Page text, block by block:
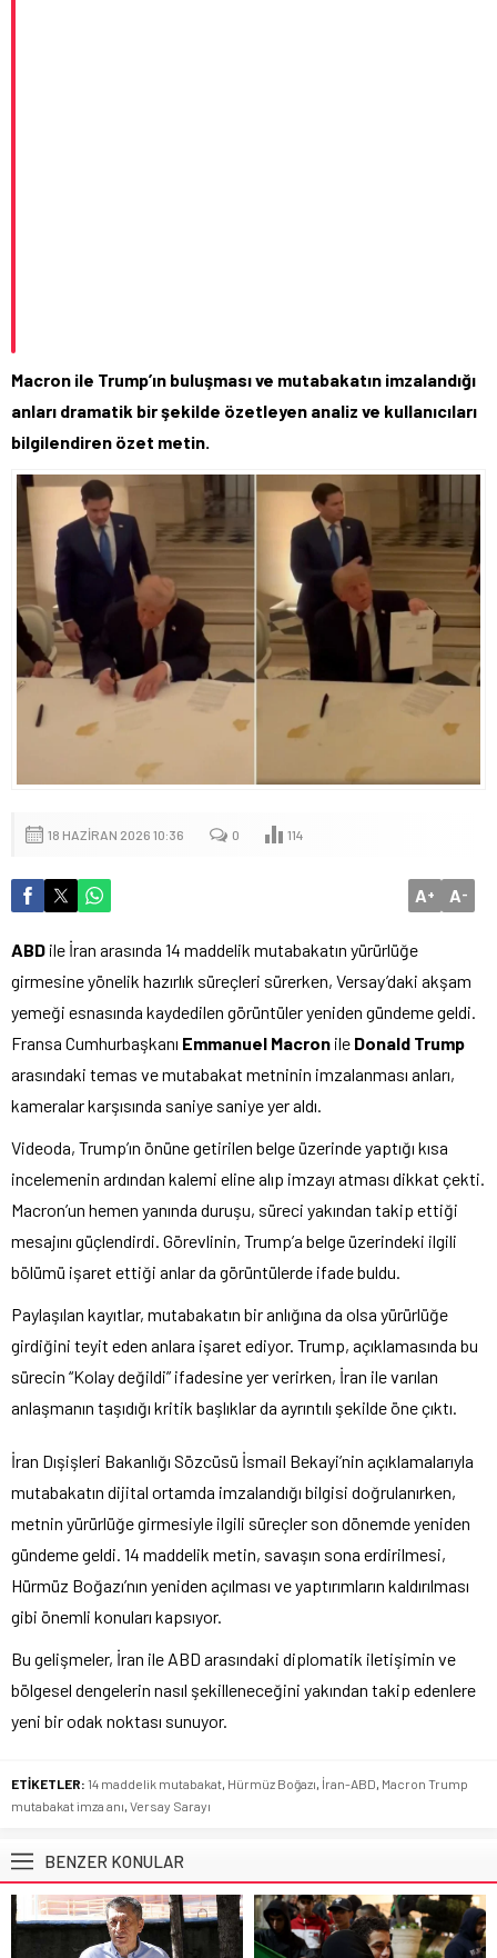
Macron ile Trump’ın buluşması ve mutabakatın imzalandığı
anları dramatik bir şekilde özetleyen analiz ve kullanıcıları
bilgilendiren özet metin.
18 HAZIRAN 2026 10:36 0 114
A+ A-
ABD ile İran arasında 14 maddelik mutabakatın yürürlüğe
girmesine yönelik hazırlık süreçleri sürerken, Versay’daki akşam
yemeği esnasında kaydedilen görüntüler yeniden gündeme geldi.
Fransa Cumhurbaşkanı Emmanuel Macron ile Donald Trump
arasındaki temas ve mutabakat metninin imzalanması anları,
kameralar karşısında saniye saniye yer aldı.
Videoda, Trump’ın önüne getirilen belge üzerinde yaptığı kısa
incelemenin ardından kalemi eline alıp imzayı atması dikkat çekti.
Macron’un hemen yanında duruşu, süreci yakından takip ettiği
mesajını güçlendirdi. Görevlinin, Trump’a belge üzerindeki ilgili
bölümü işaret ettiği anlar da görüntülerde ifade buldu.
Paylaşılan kayıtlar, mutabakatın bir anlığına da olsa yürürlüğe
girdiğini teyit eden anlara işaret ediyor. Trump, açıklamasında bu
sürecin “Kolay değildi” ifadesine yer verirken, İran ile varılan
anlaşmanın taşıdığı kritik başlıklar da ayrıntılı şekilde öne çıktı.
İran Dışişleri Bakanlığı Sözcüsü İsmail Bekayi’nin açıklamalarıyla
mutabakatın dijital ortamda imzalandığı bilgisi doğrulanırken,
metnin yürürlüğe girmesiyle ilgili süreçler son dönemde yeniden
gündeme geldi. 14 maddelik metin, savaşın sona erdirilmesi,
Hürmüz Boğazı’nın yeniden açılması ve yaptırımların kaldırılması
gibi önemli konuları kapsıyor.
Bu gelişmeler, İran ile ABD arasındaki diplomatik iletişimin ve
bölgesel dengelerin nasıl şekilleneceğini yakından takip edenlere
yeni bir odak noktası sunuyor.
ETİKETLER: 14 maddelik mutabakat Hürmüz Boğazı İran-ABD Macron Trump
mutabakat imza anı Versay Sarayı
BENZER KONULAR